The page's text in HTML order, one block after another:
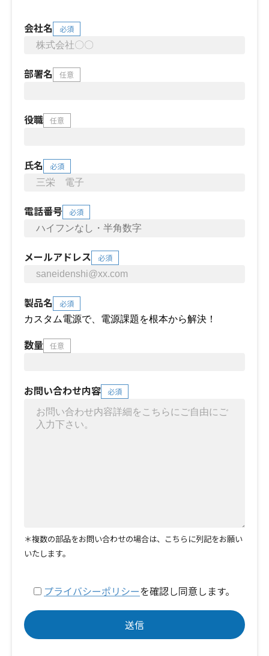
会社名 必須
部署名 任意
役職 任意
氏名 必須
電話番号 必須
メールアドレス 必須
製品名 必須
数量 任意
お問い合わせ内容 必須
＊複数の部品をお問い合わせの場合は、こちらに列記をお願い
いたします。
プライバシーポリシーを確認し同意します。